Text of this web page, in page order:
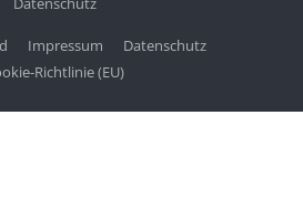
Impressum
Datenschutz
Richtlinie (EU)